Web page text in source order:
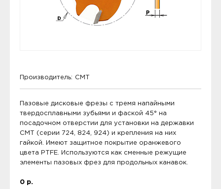
Производитель: CMT
Пазовые дисковые фрезы с тремя напайными
твердосплавными зубьями и фаской 45° на
посадочном отверстии для установки на державки
CMT (серии 724, 824, 924) и крепления на них
гайкой. Имеют защитное покрытие оранжевого
цвета PTFE. Используются как сменные режущие
элементы пазовых фрез для продольных канавок.
0 р.